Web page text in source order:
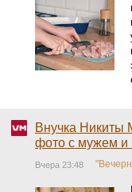
Внучка Никиты
фото с мужем и
Вчера 23:48